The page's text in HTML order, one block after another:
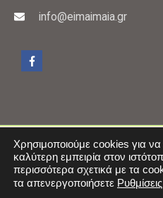
info@eimaimaia.gr
Copyright © 2026 -eimai
Χρησιμοποιούμε cookies για
καλύτερη εμπειρία στον
περισσότερα σχετικά με τα
τα απενεργοποιήσετε Ρυθμίσεις